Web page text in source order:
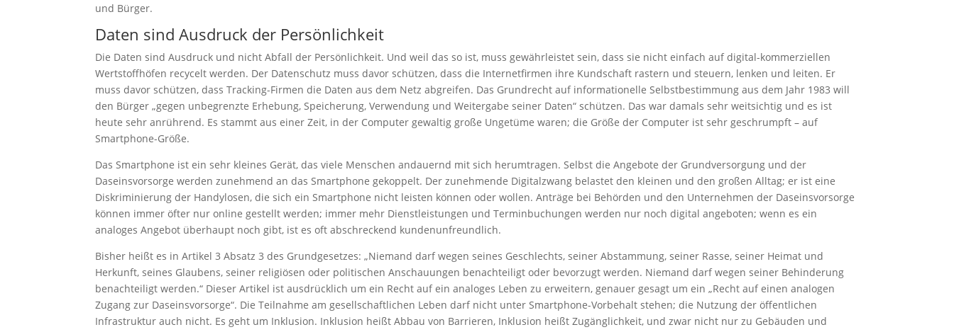
und Bürger.
Daten sind Ausdruck der Persönlichkeit
Die Daten sind Ausdruck und nicht Abfall der Persönlichkeit. Und weil das so ist, muss gewährleistet sein, dass sie nicht einfach auf digital-kommerziellen
Wertstoffhöfen recycelt werden. Der Datenschutz muss davor schützen, dass die Internetfirmen ihre Kundschaft rastern und steuern, lenken und leiten. Er
muss davor schützen, dass Tracking-Firmen die Daten aus dem Netz abgreifen. Das Grundrecht auf informationelle Selbstbestimmung aus dem Jahr 1983 will
den Bürger „gegen unbegrenzte Erhebung, Speicherung, Verwendung und Weitergabe seiner Daten“ schützen. Das war damals sehr weitsichtig und es ist
heute sehr anrührend. Es stammt aus einer Zeit, in der Computer gewaltig große Ungetüme waren; die Größe der Computer ist sehr geschrumpft – auf
Smartphone-Größe.
Das Smartphone ist ein sehr kleines Gerät, das viele Menschen andauernd mit sich herumtragen. Selbst die Angebote der Grundversorgung und der
Daseinsvorsorge werden zunehmend an das Smartphone gekoppelt. Der zunehmende Digitalzwang belastet den kleinen und den großen Alltag; er ist eine
Diskriminierung der Handylosen, die sich ein Smartphone nicht leisten können oder wollen. Anträge bei Behörden und den Unternehmen der Daseinsvorsorge
können immer öfter nur online gestellt werden; immer mehr Dienstleistungen und Terminbuchungen werden nur noch digital angeboten; wenn es ein
analoges Angebot überhaupt noch gibt, ist es oft abschreckend kundenunfreundlich.
Bisher heißt es in Artikel 3 Absatz 3 des Grundgesetzes: „Niemand darf wegen seines Geschlechts, seiner Abstammung, seiner Rasse, seiner Heimat und
Herkunft, seines Glaubens, seiner religiösen oder politischen Anschauungen benachteiligt oder bevorzugt werden. Niemand darf wegen seiner Behinderung
benachteiligt werden.“ Dieser Artikel ist ausdrücklich um ein Recht auf ein analoges Leben zu erweitern, genauer gesagt um ein „Recht auf einen analogen
Zugang zur Daseinsvorsorge“. Die Teilnahme am gesellschaftlichen Leben darf nicht unter Smartphone-Vorbehalt stehen; die Nutzung der öffentlichen
Infrastruktur auch nicht. Es geht um Inklusion. Inklusion heißt Abbau von Barrieren, Inklusion heißt Zugänglichkeit, und zwar nicht nur zu Gebäuden und